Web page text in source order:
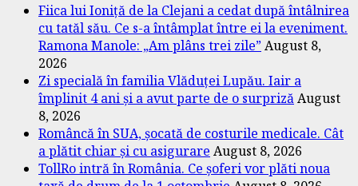
Fiica lui Ioniță de la Clejani a cedat după întâlnirea
cu tatăl său. Ce s-a întâmplat între ei la eveniment.
Ramona Manole: „Am plâns trei zile”August 8,
2026
Zi specială în familia Vlăduței Lupău. Iair a
împlinit 4 ani și a avut parte de o surprizăAugust
8, 2026
Româncă în SUA, șocată de costurile medicale. Cât
a plătit chiar și cu asigurare August 8, 2026
TollRo intră în România. Ce șoferi vor plăti noua